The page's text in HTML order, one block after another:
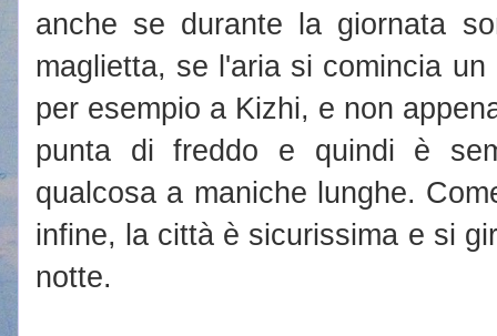
anche se durante la giornata
maglietta, se l'aria si comincia
per esempio a Kizhi, e non
punta di freddo e quindi è
qualcosa a maniche lunghe.
infine, la città è sicurissima e si
notte.